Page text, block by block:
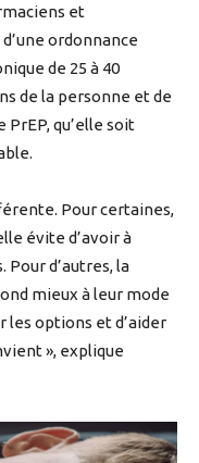
et
ordonnance
de 25 à 40
de la personne et de
qu’elle soit
Pour certaines,
évite d’avoir à
d’autres, la
mieux à leur mode
les options et d’aider
», explique